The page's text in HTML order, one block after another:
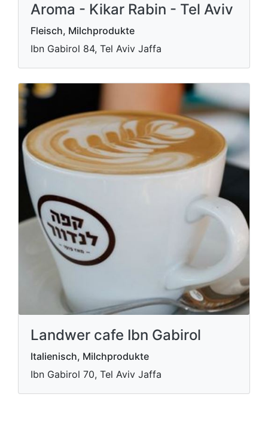
Aroma - Kikar Rabin - Tel Aviv
Fleisch, Milchprodukte
Ibn Gabirol 84, Tel Aviv Jaffa
Landwer cafe Ibn Gabirol
Italienisch, Milchprodukte
Ibn Gabirol 70, Tel Aviv Jaffa